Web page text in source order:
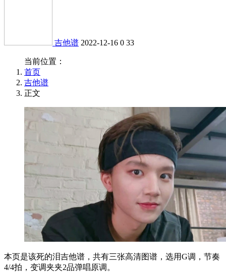
吉他谱 2022-12-16 0 33
当前位置：
首页
吉他谱
正文
本页是该死的泪吉他谱，共有三张高清图谱，选用G调，节奏
4/4拍，变调夹夹2品弹唱原调。